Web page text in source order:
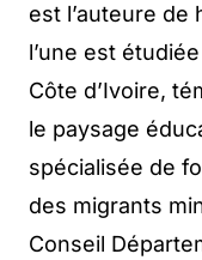
est l’auteure
l’une est
Côte d’Ivoire,
le paysage
spécialisée de
des migrants
Conseil